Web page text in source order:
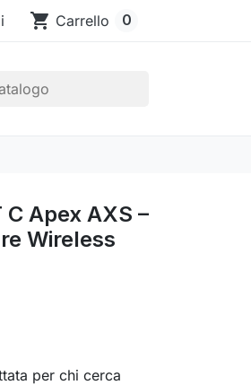
shopping_cart Carrello 0
C Apex AXS –
Wireless
per chi cerca